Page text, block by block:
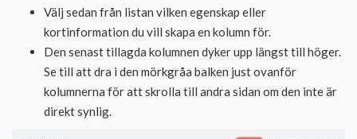
Välj sedan från listan vilken egenskap eller
kortinformation du vill skapa en kolumn för.
Den senast tillagda kolumnen dyker upp längst till höger.
Se till att dra i den mörkgråa balken just ovanför
kolumnerna för att skrolla till andra sidan om den inte är
direkt synlig.